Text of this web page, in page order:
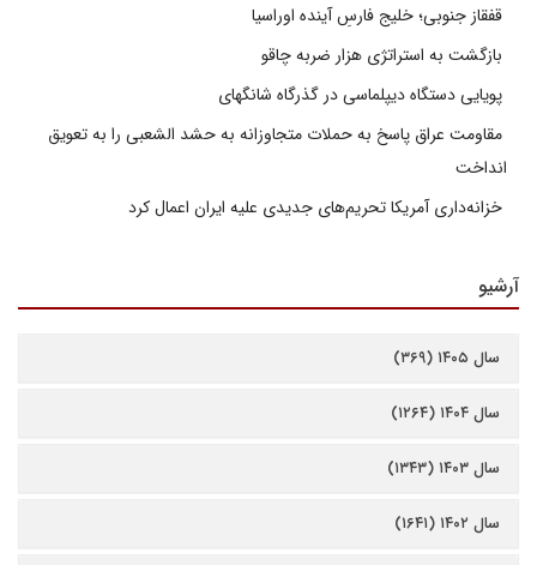
قفقاز جنوبی؛ خلیج فارسِ آینده اوراسیا
بازگشت به استراتژی هزار ضربه چاقو
پویایی دستگاه دیپلماسی در گذرگاه شانگهای
مقاومت عراق پاسخ به حملات متجاوزانه به حشد الشعبی را به تعویق
انداخت
خزانه‌داری آمریکا تحریم‌های جدیدی علیه ایران اعمال کرد
آرشیو
سال ۱۴۰۵ (۳۶۹)
سال ۱۴۰۴ (۱۲۶۴)
سال ۱۴۰۳ (۱۳۴۳)
سال ۱۴۰۲ (۱۶۴۱)